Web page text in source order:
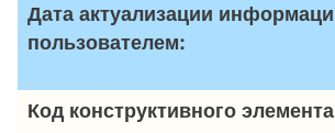
Дата актуализации
пользователем:
Код конструктивного